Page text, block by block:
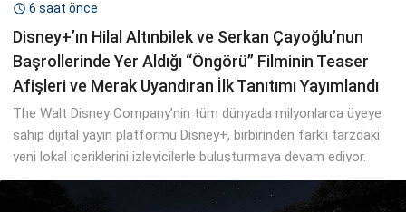
 6 saat önce
Disney+’ın Hilal Altınbilek ve Serkan Çayoğlu’nun
Başrollerinde Yer Aldığı “Öngörü” Filminin Teaser
Afişleri ve Merak Uyandıran İlk Tanıtımı Yayımlandı
The Walt Disney Company’nin tüm dünyada milyonlarca üyeye
sahip dijital yayın platformu Disney+, birbirinden farklı tarzdaki
yeni lokal içeriklerini izleyicilerle buluşturmaya devam ediyor.